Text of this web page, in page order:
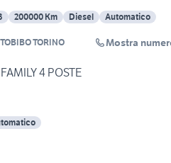
200000 Km Diesel
Automatico
TORINO Mostra
4 POSTE